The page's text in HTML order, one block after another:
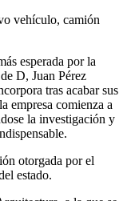
vehículo, camión
esperada por la
D, Juan Pérez
tras acabar sus
empresa comienza a
la investigación y
otorgada por el
estado.